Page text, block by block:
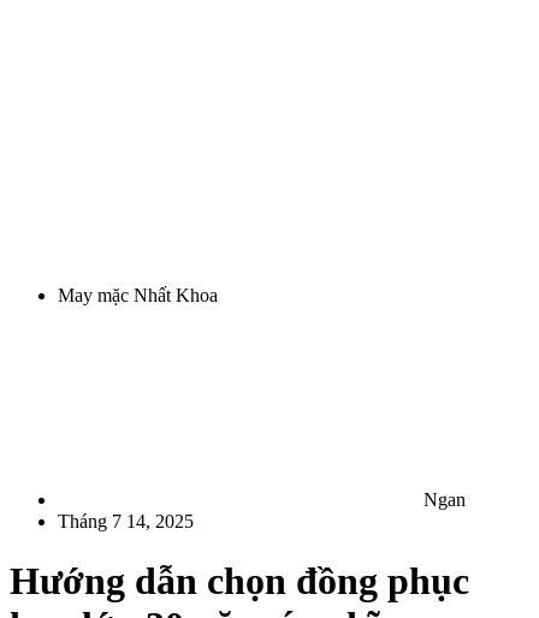
May mặc Nhất Khoa
Ngan
Tháng 7 14, 2025
Hướng dẫn chọn đồng phục